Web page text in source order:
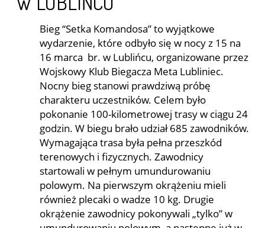
Bieg “Setka Komandosa” to wyjątkowe
wydarzenie, które odbyło się w nocy z 15 na
16 marca br. w Lublińcu, organizowane przez
Wojskowy Klub Biegacza Meta Lubliniec.
Nocny bieg stanowi prawdziwą próbę
charakteru uczestników. Celem było
pokonanie 100-kilometrowej trasy w ciągu 24
godzin. W biegu brało udział 685 zawodników.
Wymagająca trasa była pełna przeszkód
terenowych i fizycznych. Zawodnicy
startowali w pełnym umundurowaniu
polowym. Na pierwszym okrążeniu mieli
również plecaki o wadze 10 kg. Drugie
okrążenie zawodnicy pokonywali „tylko” w